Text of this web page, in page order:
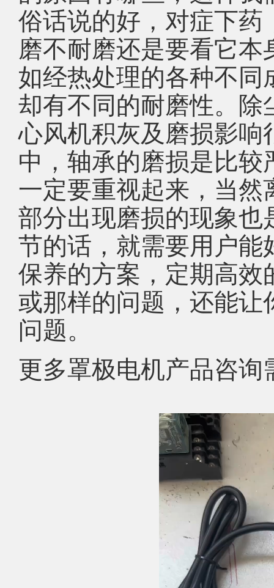
俗话说的好，对症下
磨不耐磨还是要看它
如经热处理的各种不
却有不同的耐磨性。
心风机积灰及磨损影
中，轴承的磨损是比
一定要重视起来，当
部分出现磨损的现象
节的话，就需要用户
保养的方案，定期高
或那样的问题，还能
问题。
更多罩极电机产品咨询